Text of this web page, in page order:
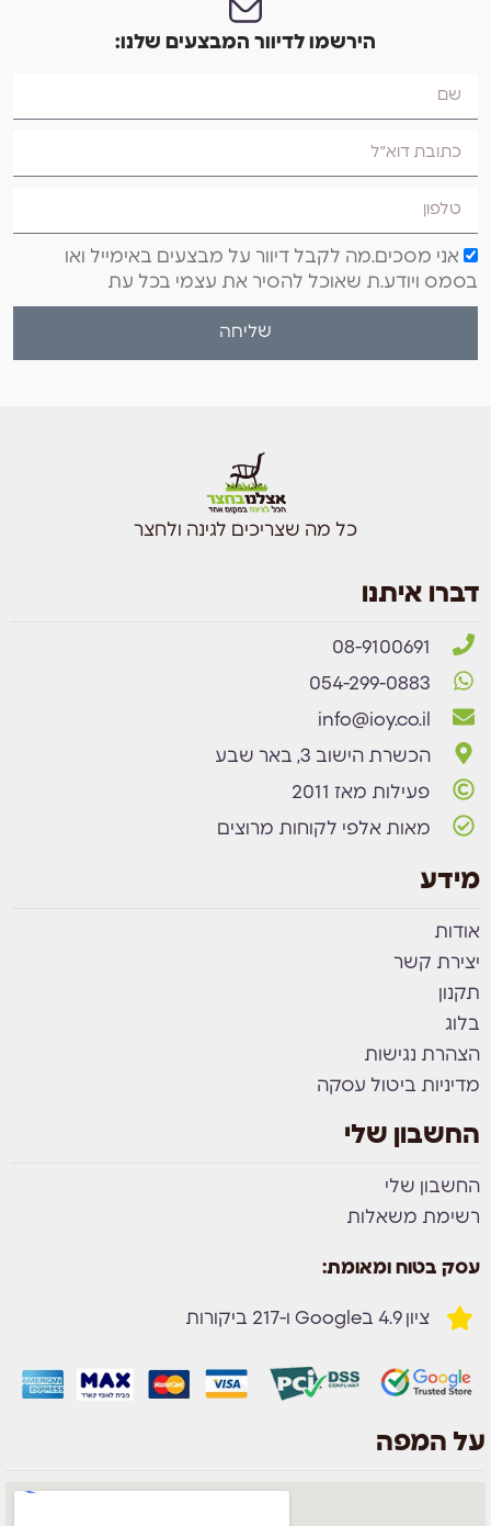
הירשמו לדיוור המבצעים שלנו:
אני מסכים.מה לקבל דיוור על מבצעים באימייל ואו
בסמס ויודע.ת שאוכל להסיר את עצמי בכל עת
שליחה
כל מה שצריכים לגינה ולחצר
דברו איתנו
08-9100691
054-299-0883
info@ioy.co.il
הכשרת הישוב 3, באר שבע
פעילות מאז 2011
מאות אלפי לקוחות מרוצים
מידע
אודות
יצירת קשר
תקנון
בלוג
הצהרת נגישות
מדיניות ביטול עסקה
החשבון שלי
החשבון שלי
רשימת משאלות
עסק בטוח ומאומת:
ציון 4.9 בGoogle ו-217 ביקורות
על המפה